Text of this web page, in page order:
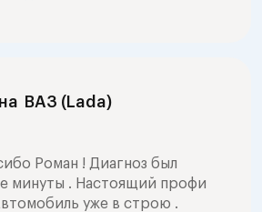
на ВАЗ (Lada)
Роман ! Диагноз был
минуты . Настоящий профи
уже в строю .